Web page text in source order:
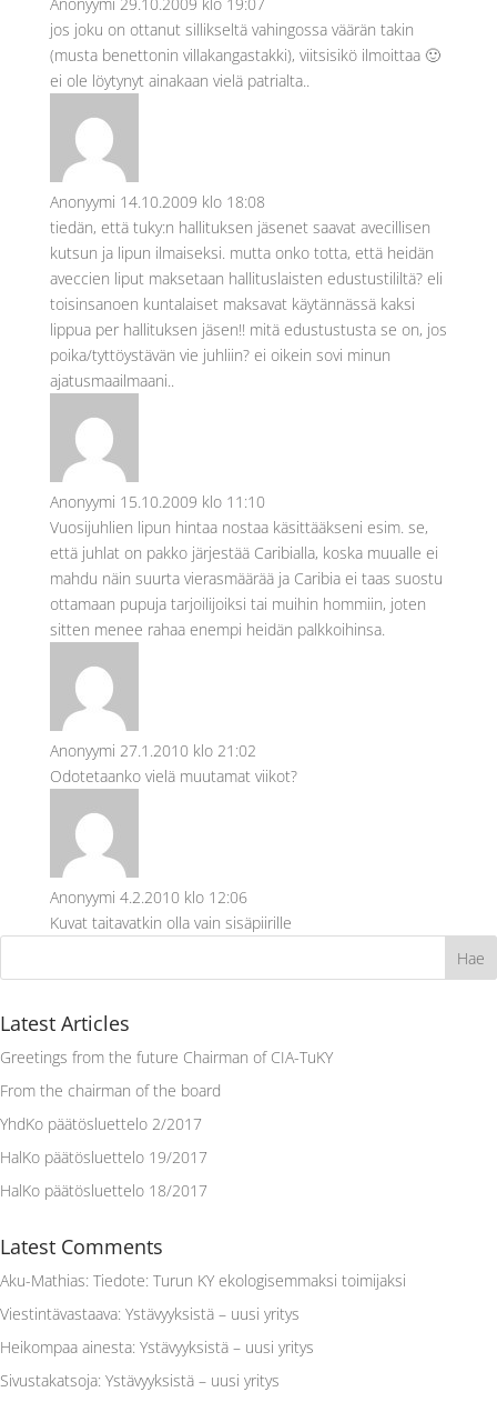
jos joku on ottanut sillikseltä vahingossa väärän takin
(musta benettonin villakangastakki), viitsisikö ilmoittaa 🙂
ei ole löytynyt ainakaan vielä patrialta..
Anonyymi 14.10.2009 klo 18:08
tiedän, että tuky:n hallituksen jäsenet saavat avecillisen
kutsun ja lipun ilmaiseksi. mutta onko totta, että heidän
aveccien liput maksetaan hallituslaisten edustustililtä? eli
toisinsanoen kuntalaiset maksavat käytännässä kaksi
lippua per hallituksen jäsen!! mitä edustustusta se on, jos
poika/tyttöystävän vie juhliin? ei oikein sovi minun
ajatusmaailmaani..
Anonyymi 15.10.2009 klo 11:10
Vuosijuhlien lipun hintaa nostaa käsittääkseni esim. se,
että juhlat on pakko järjestää Caribialla, koska muualle ei
mahdu näin suurta vierasmäärää ja Caribia ei taas suostu
ottamaan pupuja tarjoilijoiksi tai muihin hommiin, joten
sitten menee rahaa enempi heidän palkkoihinsa.
Anonyymi 27.1.2010 klo 21:02
Odotetaanko vielä muutamat viikot?
Anonyymi 4.2.2010 klo 12:06
Kuvat taitavatkin olla vain sisäpiirille
Latest Articles
Greetings from the future Chairman of CIA-TuKY
From the chairman of the board
YhdKo päätösluettelo 2/2017
HalKo päätösluettelo 19/2017
HalKo päätösluettelo 18/2017
Latest Comments
Aku-Mathias: Tiedote: Turun KY ekologisemmaksi toimijaksi
Viestintävastaava: Ystävyyksistä – uusi yritys
Heikompaa ainesta: Ystävyyksistä – uusi yritys
Sivustakatsoja: Ystävyyksistä – uusi yritys